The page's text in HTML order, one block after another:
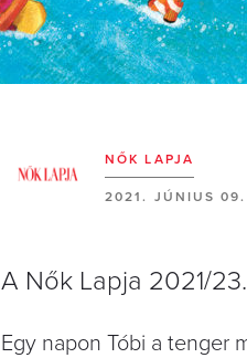
NŐK LAPJA
2021. JÚNIUS 09.
A Nők Lapja 2021/
Egy napon Tóbi a tenger